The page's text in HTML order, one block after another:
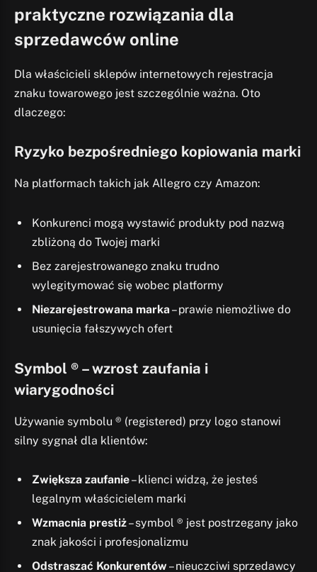
praktyczne rozwiązania dla
sprzedawców online
Dla właścicieli sklepów internetowych rejestracja
znaku towarowego jest szczególnie ważna. Oto
dlaczego:
Ryzyko bezpośredniego kopiowania marki
Na platformach takich jak Allegro czy Amazon:
Konkurenci mogą wystawić produkty pod nazwą
zbliżoną do Twojej marki
Bez zarejestrowanego znaku trudno
wylegitymować się wobec platformy
Niezarejestrowana marka– prawie niemożliwe do
usunięcia fałszywych ofert
Symbol ® – wzrost zaufania i
wiarygodności
Używanie symbolu ® (registered) przy logo stanowi
silny sygnał dla klientów:
Zwiększa zaufanie– klienci widzą, że jesteś
legalnym właścicielem marki
Wzmacnia prestiż– symbol ® jest postrzegany jako
znak jakości i profesjonalizmu
Odstraszać Konkurentów – nieuczciwi sprzedawcy